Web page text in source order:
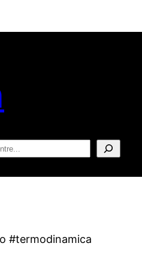
#termodinamica